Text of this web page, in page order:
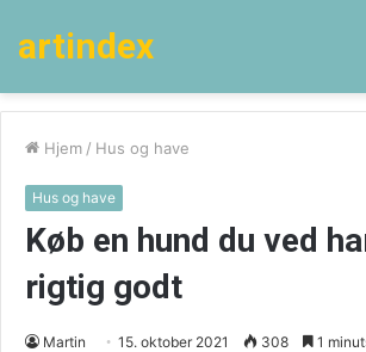
artindex
Hjem / Hus og have
Hus og have
Køb en hund du ved
rigtig godt
Martin 15. oktober 2021 308 1